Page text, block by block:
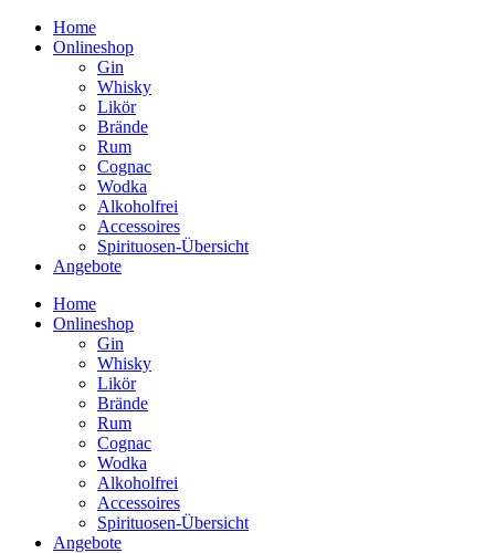
Home
Onlineshop
Gin
Whisky
Likör
Brände
Rum
Cognac
Wodka
Alkoholfrei
Accessoires
Spirituosen-Übersicht
Angebote
Home
Onlineshop
Gin
Whisky
Likör
Brände
Rum
Cognac
Wodka
Alkoholfrei
Accessoires
Spirituosen-Übersicht
Angebote